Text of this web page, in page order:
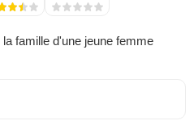
famille d'une jeune femme